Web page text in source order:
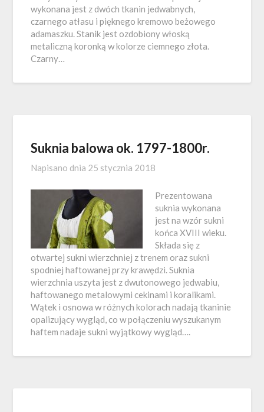
wykonana jest z dwóch tkanin jedwabnych,
czarnego atłasu i pięknego kremowo beżowego
adamaszku. Stanik jest ozdobiony włoską
metaliczną koronką w kolorze ciemnego złota.
Czarny…
Suknia balowa ok. 1797-1800r.
Napisano dnia 25 stycznia 2018
Prezentowana
suknia wykonana
jest na wzór sukni
końca XVIII wieku.
Składa się z
otwartej sukni wierzchniej z trenem oraz sukni
spodniej haftowanej przy krawędzi. Suknia
wierzchnia uszyta jest z dwutonowego jedwabiu,
haftowanego metalowymi cekinami i koralikami.
Wątek i osnowa w różnych kolorach nadają tkaninie
opalizujący wygląd, co w połączeniu wyszukanym
haftem nadaje sukni wyjątkowy wygląd….